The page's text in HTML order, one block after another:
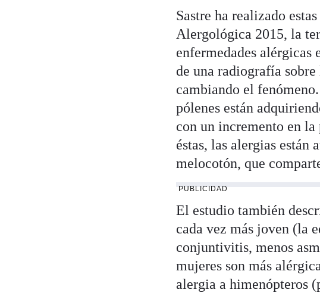
Sastre ha realizado
Alergológica 2015, la
enfermedades alérgicas
de una radiografía sobre
cambiando el
pólenes están
con un incremento en
éstas, las alergias están
melocotón, que
PUBLICIDAD
El estudio también
cada vez más joven (la
conjuntivitis, menos
mujeres son más
alergia a himenópteros